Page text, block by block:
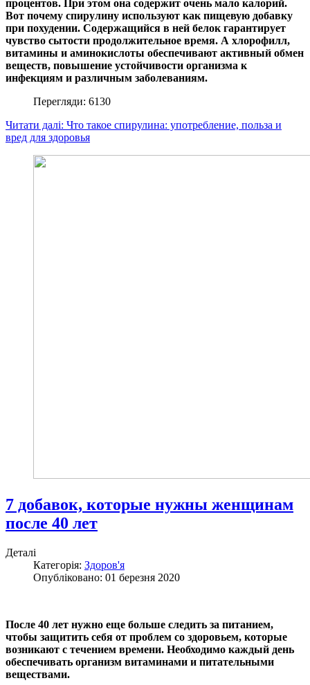
процентов. При этом она содержит очень мало калорий.
Вот почему спирулину используют как пищевую добавку
при похудении. Содержащийся в ней белок гарантирует
чувство сытости продолжительное время. А хлорофилл,
витамины и аминокислоты обеспечивают активный обмен
веществ, повышение устойчивости организма к
инфекциям и различным заболеваниям.
Перегляди: 6130
Читати далі: Что такое спирулина: употребление, польза и
вред для здоровья
7 добавок, которые нужны женщинам
после 40 лет
Деталі
Категорія: Здоров'я
Опубліковано: 01 березня 2020
После 40 лет нужно еще больше следить за питанием,
чтобы защитить себя от проблем со здоровьем, которые
возникают с течением времени. Необходимо каждый день
обеспечивать организм витаминами и питательными
веществами.